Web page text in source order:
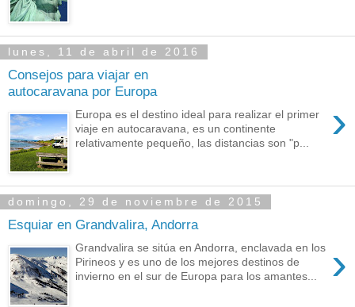
lunes, 11 de abril de 2016
Consejos para viajar en
autocaravana por Europa
›
Europa es el destino ideal para realizar el primer
viaje en autocaravana, es un continente
relativamente pequeño, las distancias son "p...
domingo, 29 de noviembre de 2015
Esquiar en Grandvalira, Andorra
›
Grandvalira se sitúa en Andorra, enclavada en los
Pirineos y es uno de los mejores destinos de
invierno en el sur de Europa para los amantes...